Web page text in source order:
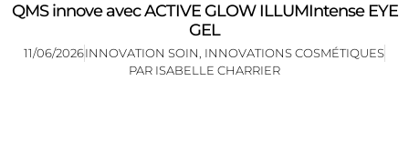
QMS innove avec ACTIVE GLOW ILLUMIntense EYE
GEL
11/06/2026INNOVATION SOIN INNOVATIONS COSMÉTIQUES
PAR ISABELLE CHARRIER